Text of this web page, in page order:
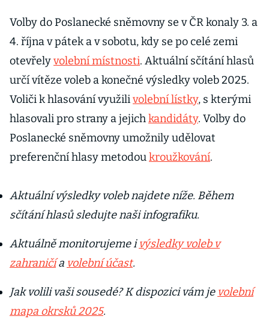
Volby do Poslanecké sněmovny se v ČR konaly 3. a
4. října v pátek a v sobotu, kdy se po celé zemi
otevřelyvolební místnosti. Aktuální sčítání hlasů
určí vítěze voleb a konečné výsledky voleb 2025.
Voliči k hlasování využilivolební lístky, s kterými
hlasovali pro strany a jejichkandidáty. Volby do
Poslanecké sněmovny umožnily udělovat
preferenční hlasy metodoukroužkování.
Aktuální výsledky voleb najdete níže. Během
sčítání hlasů sledujte naši infografiku.
Aktuálně monitorujeme ivýsledky voleb v
zahraničía volební účast.
Jak volili vaši sousedé? K dispozici vám je volební
mapa okrsků 2025.